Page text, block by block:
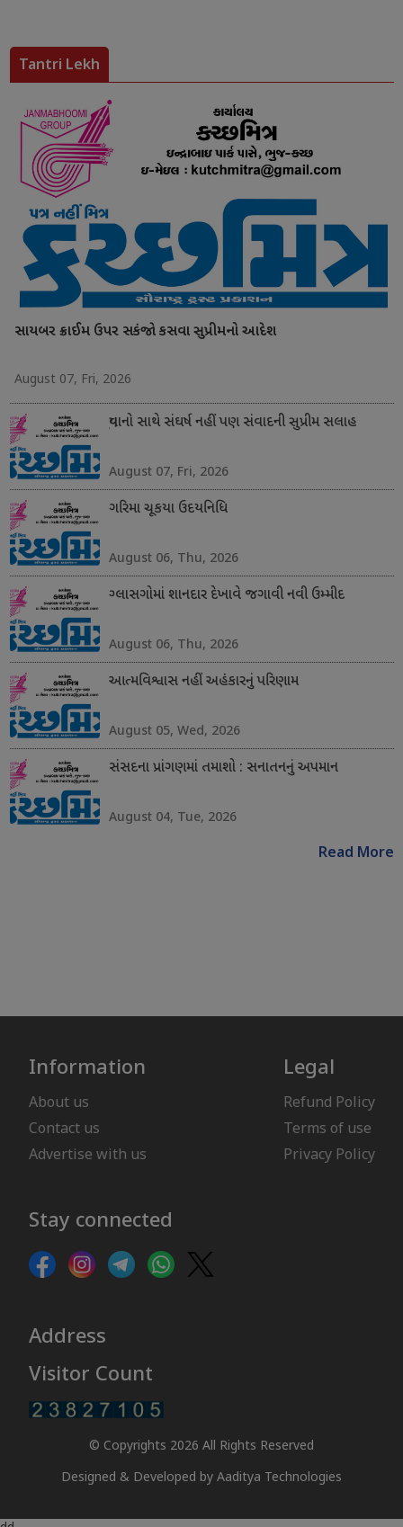
Tantri Lekh
સાયબર ક્રાઈમ ઉપર સકંજો કસવા સુપ્રીમનો આદેશ
August 07, Fri, 2026
યુવાનો સાથે સંઘર્ષ નહીં પણ સંવાદની સુપ્રીમ સલાહ
August 07, Fri, 2026
ગરિમા ચૂકયા ઉદયનિધિ
August 06, Thu, 2026
ગ્લાસગોમાં શાનદાર દેખાવે જગાવી નવી ઉમ્મીદ
August 06, Thu, 2026
આત્મવિશ્વાસ નહીં અહંકારનું પરિણામ
August 05, Wed, 2026
સંસદના પ્રાંગણમાં તમાશો : સનાતનનું અપમાન
August 04, Tue, 2026
Read More
Information
About us
Contact us
Advertise with us
Legal
Refund Policy
Terms of use
Privacy Policy
Stay connected
Address
Visitor Count
© Copyrights 2026 All Rights Reserved
Designed & Developed by Aaditya Technologies